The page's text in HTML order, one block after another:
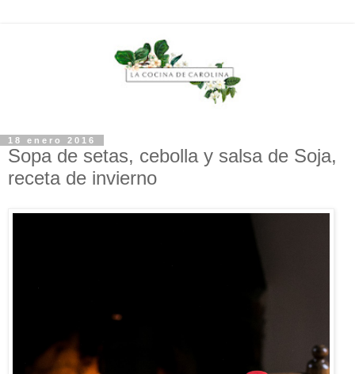
18 enero 2016
Sopa de setas, cebolla y salsa de Soja,
receta de invierno